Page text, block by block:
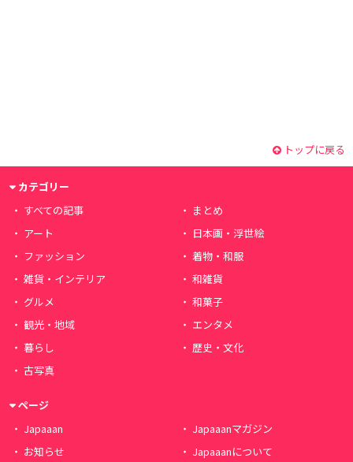
トップに戻る
カテゴリー
すべての記事
まとめ
アート
日本画・浮世絵
ファッション
着物・和服
雑貨・インテリア
和雑貨
グルメ
和菓子
観光・地域
エンタメ
暮らし
歴史・文化
古写真
ページ
Japaaan
Japaaanマガジン
お知らせ
Japaaanについて